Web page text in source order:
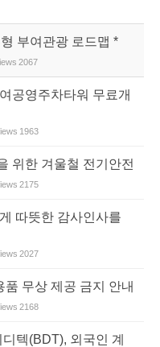
부여관광 로드맵 *
2067
공영주차타워 무료개
1963
위한 겨울철 전기안전
2175
따뜻한 감사인사를
2027
무상 제공 금지 안내
2168
텍(BDT), 외국인 계